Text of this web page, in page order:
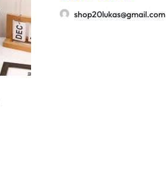
shop20lukas@gmail.com